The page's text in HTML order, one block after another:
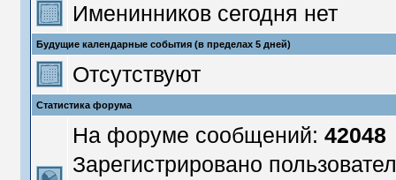
Именинников сегодня нет
Будущие календарные события (в пределах 5 дней)
Отсутствуют
Статистика форума
На форуме сообщений: 42048
Зарегистрировано